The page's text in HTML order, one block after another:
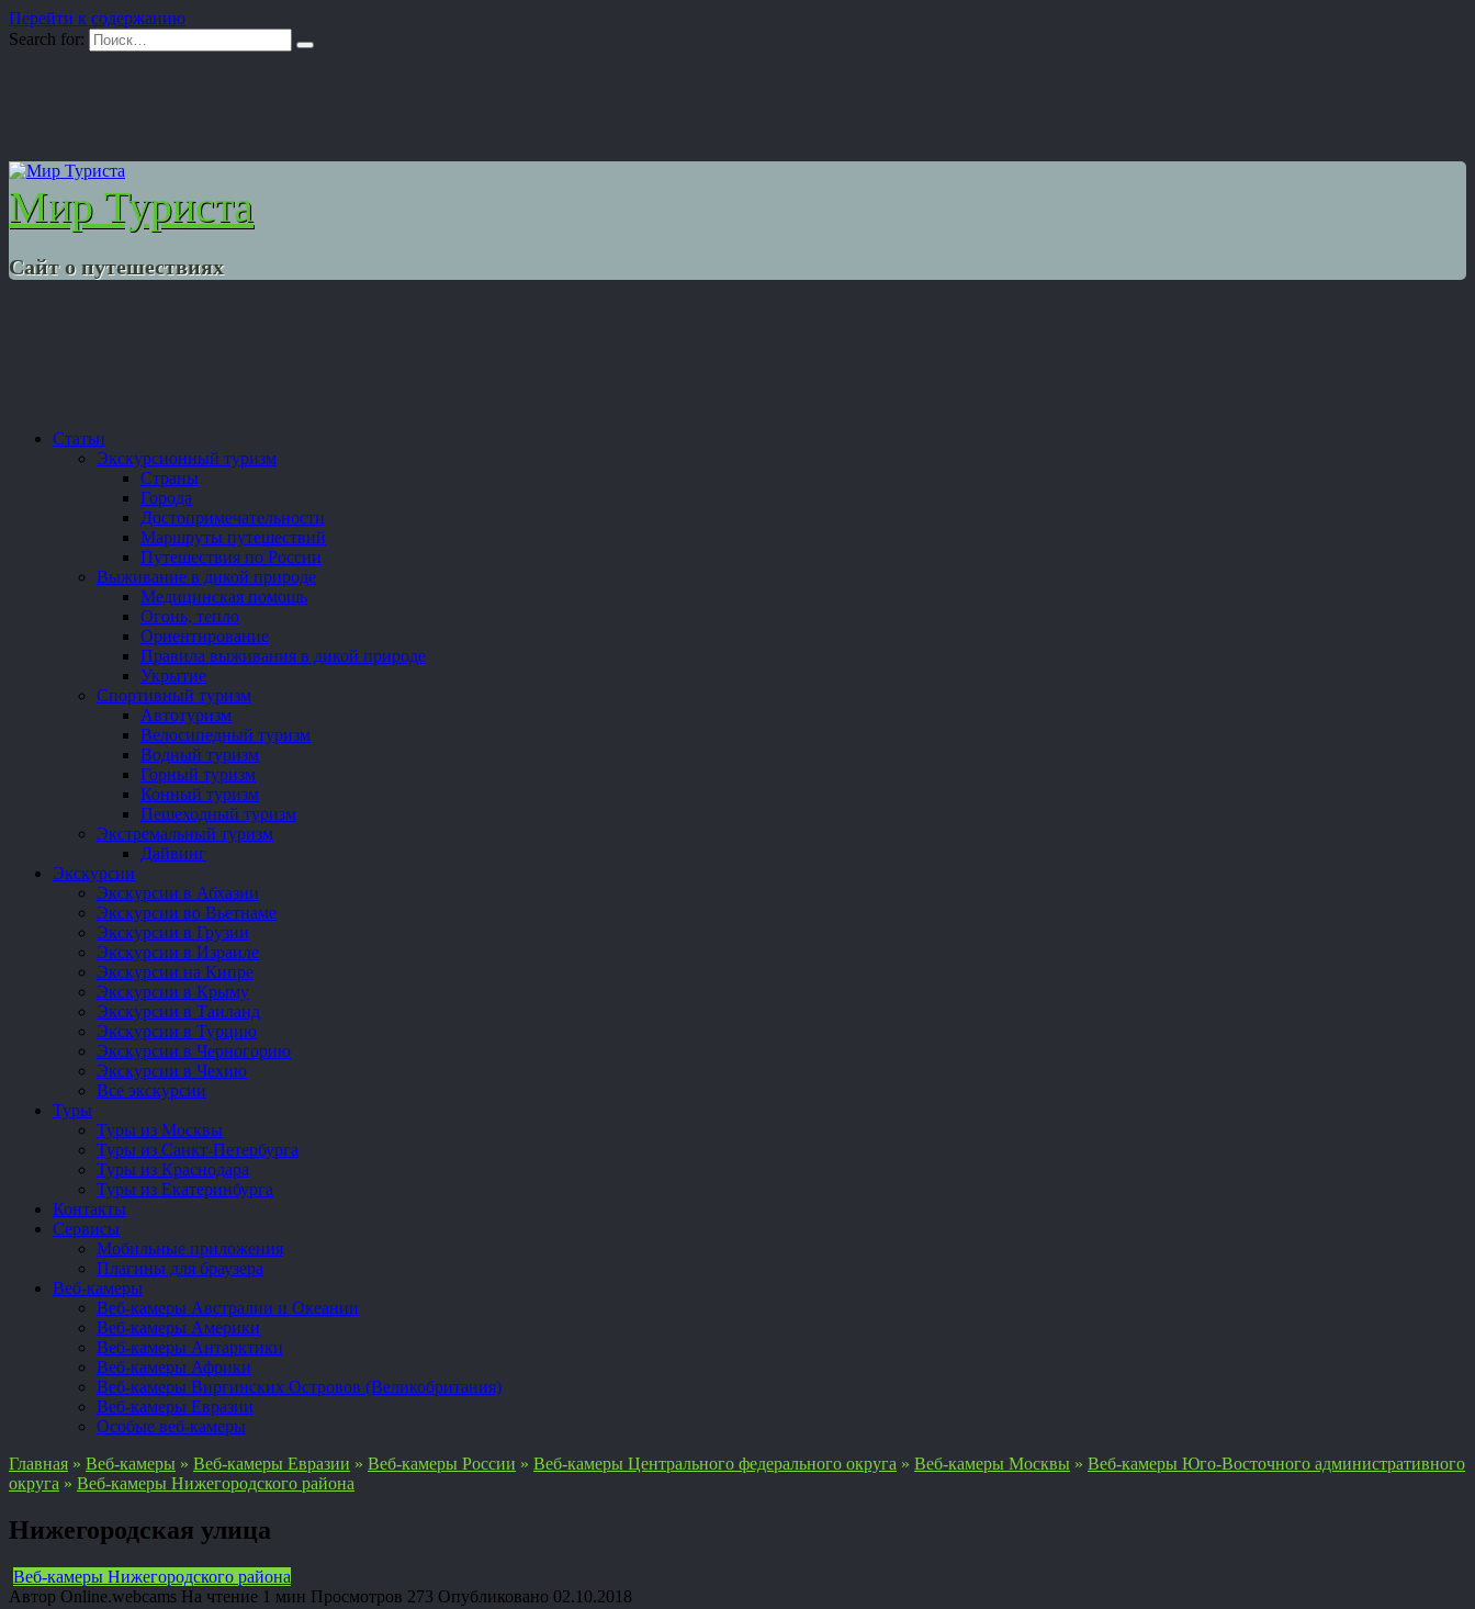
Перейти к содержанию
Search for:
Мир Туриста
Сайт о путешествиях
Статьи
Экскурсионный туризм
Страны
Города
Достопримечательности
Маршруты путешествий
Путешествия по России
Выживание в дикой природе
Медицинская помощь
Огонь, тепло
Ориентирование
Правила выживания в дикой природе
Укрытие
Спортивный туризм
Автотуризм
Велосипедный туризм
Водный туризм
Горный туризм
Конный туризм
Пешеходный туризм
Экстремальный туризм
Дайвинг
Экскурсии
Экскурсии в Абхазии
Экскурсии во Вьетнаме
Экскурсии в Грузии
Экскурсии в Израиле
Экскурсии на Кипре
Экскурсии в Крыму
Экскурсии в Таиланд
Экскурсии в Турцию
Экскурсии в Черногорию
Экскурсии в Чехию
Все экскурсии
Туры
Туры из Москвы
Туры из Санкт-Петербурга
Туры из Краснодара
Туры из Екатеринбурга
Контакты
Сервисы
Мобильные приложения
Плагины для браузера
Веб-камеры
Веб-камеры Австралии и Океании
Веб-камеры Америки
Веб-камеры Антарктики
Веб-камеры Африки
Веб-камеры Виргинских Островов (Великобритания)
Веб-камеры Евразии
Особые веб-камеры
Главная » Веб-камеры » Веб-камеры Евразии » Веб-камеры России » Веб-камеры Центрального федерального округа » Веб-камеры Москвы » Веб-камеры Юго-Восточного административного
округа » Веб-камеры Нижегородского района
Нижегородская улица
Веб-камеры Нижегородского района
Автор Online.webcams На чтение 1 мин Просмотров 273 Опубликовано 02.10.2018